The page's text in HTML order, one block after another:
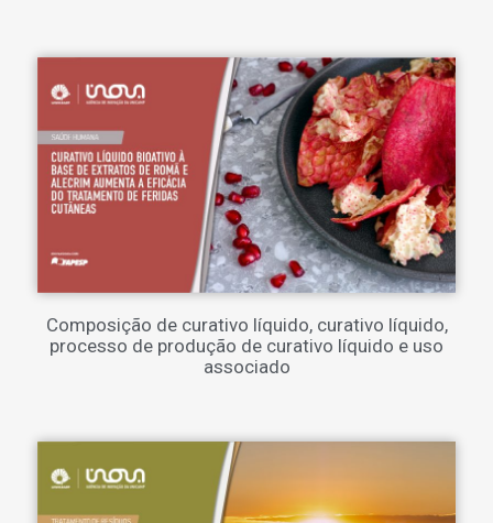
Composição de curativo líquido, curativo líquido,
processo de produção de curativo líquido e uso
associado